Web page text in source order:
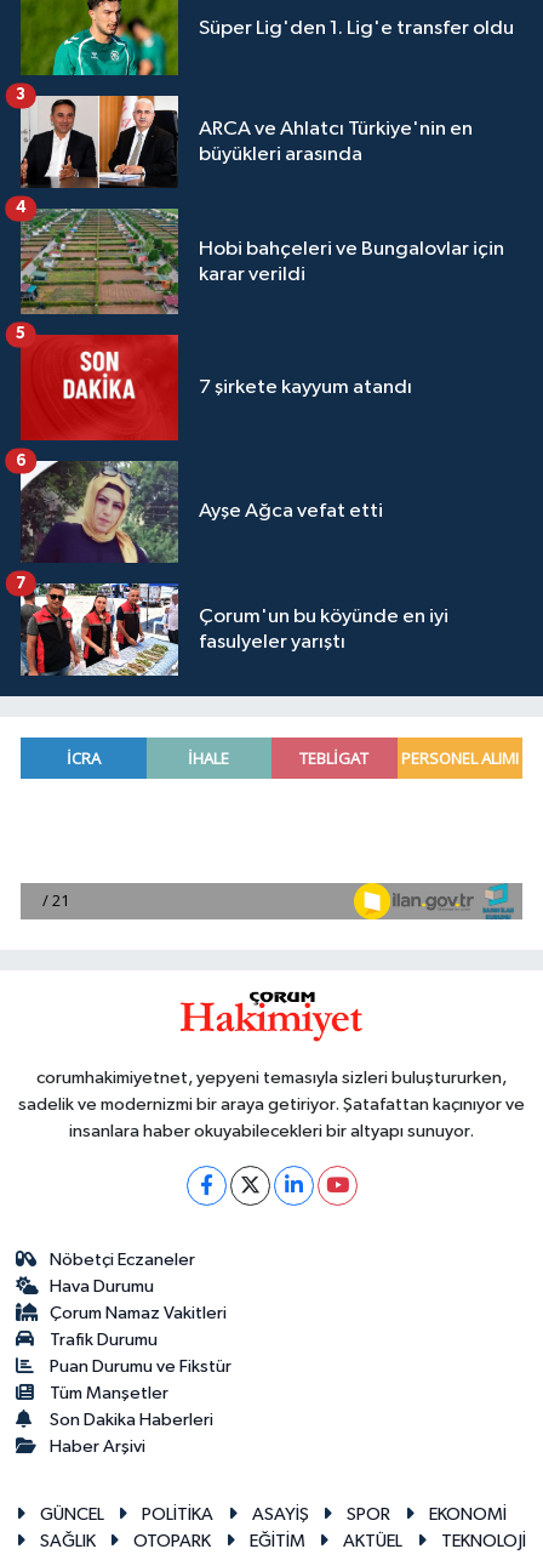
Süper Lig'den 1. Lig'e transfer oldu
ARCA ve Ahlatcı Türkiye'nin en
büyükleri arasında
3
Hobi bahçeleri ve Bungalovlar için
karar verildi
4
7 şirkete kayyum atandı
5
Ayşe Ağca vefat etti
6
Çorum'un bu köyünde en iyi
fasulyeler yarıştı
7
corumhakimiyetnet, yepyeni temasıyla sizleri buluştururken,
sadelik ve modernizmi bir araya getiriyor. Şatafattan kaçınıyor ve
insanlara haber okuyabilecekleri bir altyapı sunuyor.
Nöbetçi Eczaneler
Hava Durumu
Çorum Namaz Vakitleri
Trafik Durumu
Puan Durumu ve Fikstür
Tüm Manşetler
Son Dakika Haberleri
Haber Arşivi
GÜNCEL POLİTİKA ASAYİŞ SPOR
EKONOMİ
SAĞLIK
OTOPARK EĞİTİM AKTÜEL TEKNOLOJİ